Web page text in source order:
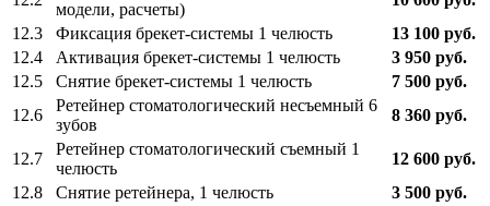
модели, расчеты)
12.3
Фиксация брекет-системы 1 челюсть
13 100 руб.
12.4
Активация брекет-системы 1 челюсть
3 950 руб.
12.5
Снятие брекет-системы 1 челюсть
7 500 руб.
12.6
Ретейнер стоматологический несъемный 6
зубов
8 360 руб.
12.7
Ретейнер стоматологический съемный 1
челюсть
12 600 руб.
12.8
Снятие ретейнера, 1 челюсть
3 500 руб.